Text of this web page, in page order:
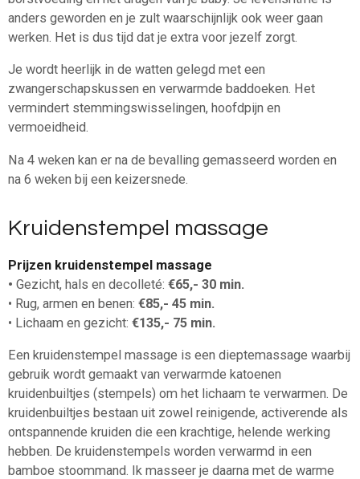
anders geworden en je zult waarschijnlijk ook weer gaan
werken. Het is dus tijd dat je extra voor jezelf zorgt.
Je wordt heerlijk in de watten gelegd met een
zwangerschapskussen en verwarmde baddoeken. Het
vermindert stemmingswisselingen, hoofdpijn en
vermoeidheid.
Na 4 weken kan er na de bevalling gemasseerd worden en
na 6 weken bij een keizersnede.
Kruidenstempel massage
Prijzen kruidenstempel massage
• Gezicht, hals en decolleté: €65,- 30 min.
• Rug, armen en benen: €85,- 45 min.
• Lichaam en gezicht: €135,- 75 min.
Een kruidenstempel massage is een dieptemassage waarbij
gebruik wordt gemaakt van verwarmde katoenen
kruidenbuiltjes (stempels) om het lichaam te verwarmen. De
kruidenbuiltjes bestaan uit zowel reinigende, activerende als
ontspannende kruiden die een krachtige, helende werking
hebben. De kruidenstempels worden verwarmd in een
bamboe stoommand. Ik masseer je daarna met de warme